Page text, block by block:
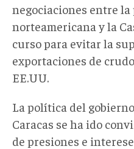
negociaciones entre
norteamericana y la
curso para evitar la
exportaciones de
EE.UU.
La política del
Caracas se ha ido
de presiones e